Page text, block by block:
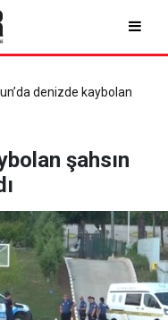
denizde kaybolan
şahsın